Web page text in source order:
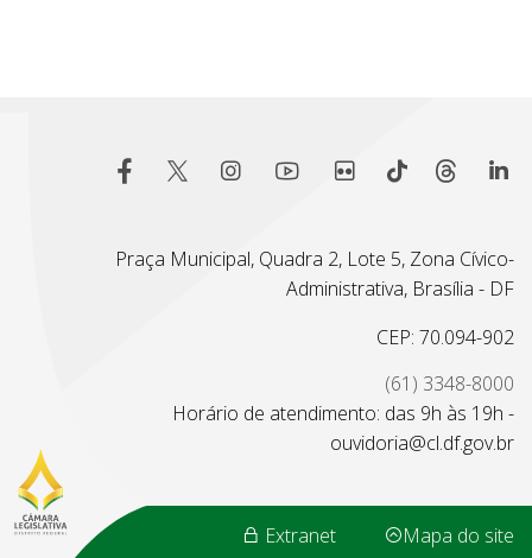
Praça Municipal, Quadra 2, Lote 5, Zona Cívico-
Administrativa, Brasília - DF
CEP: 70.094-902
(61) 3348-8000
Horário de atendimento: das 9h às 19h -
ouvidoria@cl.df.gov.br
Extranet Mapa do site